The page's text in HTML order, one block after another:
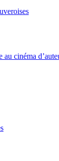
au cinéma